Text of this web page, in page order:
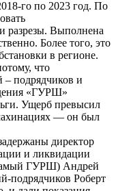
го по 2023 год. По
разрезы. Выполнена
Более того, это
в регионе.
что
– подрядчиков и
«ГУРШ»
Ущерб превысил
— он был
директор
и ликвидации
ГУРШ) Андрей
подрядчиков Роберт